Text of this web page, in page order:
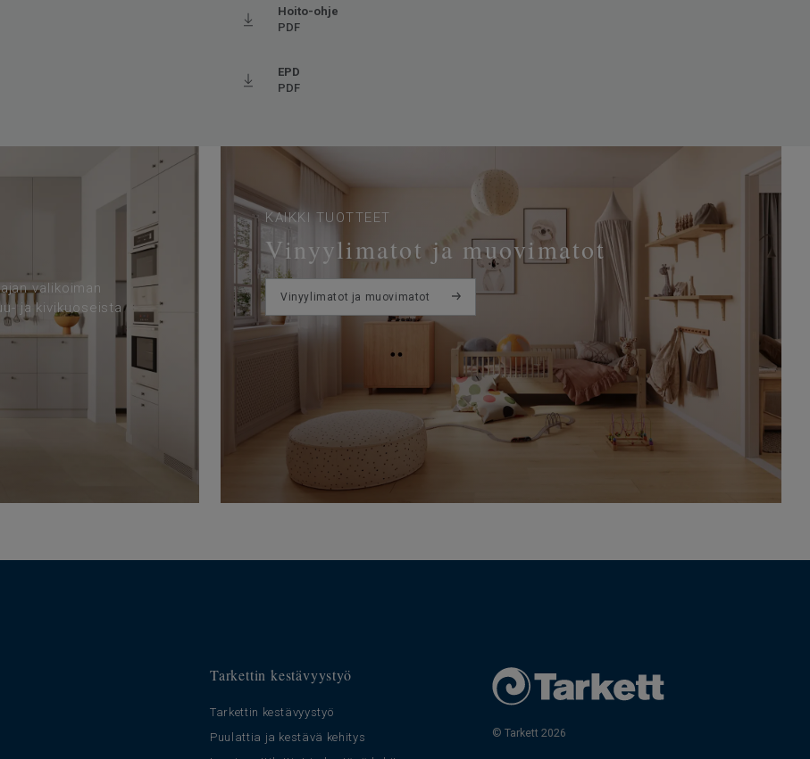
Hoito-ohje
PDF
EPD
PDF
valikoiman
ja kivikuoseista
KAIKKI TUOTTEET
Vinyylimatot ja muovimatot
Vinyylimatot ja muovimatot
Tarkettin kestävyystyö
Tarkettin kestävyystyö
Puulattia ja kestävä kehitys
© Tarkett 2026